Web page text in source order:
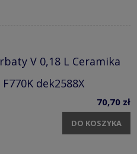
V 0,18 L Ceramika
dek2588X
70,70 zł
DO KOSZYKA